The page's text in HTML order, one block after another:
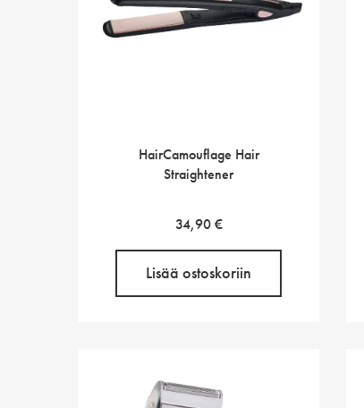
HairCamouflage Hair
Straightener
34,90€
Lisää ostoskoriin